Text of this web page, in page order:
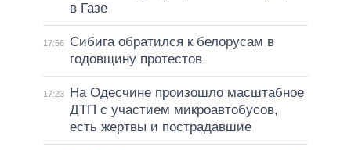
в Газе
17:56
Сибига обратился к белорусам в
годовщину протестов
17:23
На Одесчине произошло масштабное
ДТП с участием микроавтобусов,
есть жертвы и пострадавшие